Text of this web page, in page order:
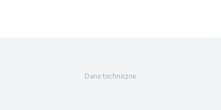
Dane techniczne